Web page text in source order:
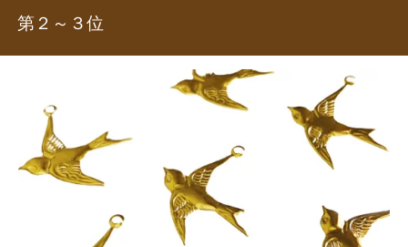
第２～３位